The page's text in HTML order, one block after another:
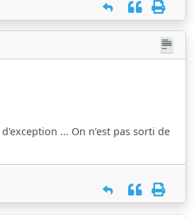
... On n’est pas sorti de